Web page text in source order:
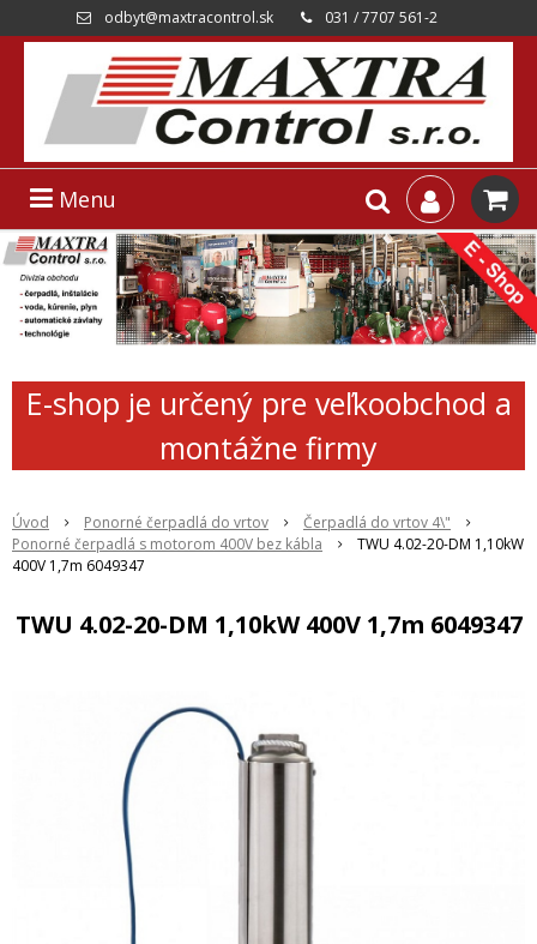
odbyt@maxtracontrol.sk 031 / 7707 561-2
Menu
E-shop je určený pre veľkoobchod a
montážne firmy
Úvod Ponorné čerpadlá do vrtov
Čerpadlá do vrtov 4\"
Ponorné čerpadlá s motorom 400V bez kábla
TWU 4.02-20-DM 1,10kW
400V 1,7m 6049347
TWU 4.02-20-DM 1,10kW 400V 1,7m 6049347